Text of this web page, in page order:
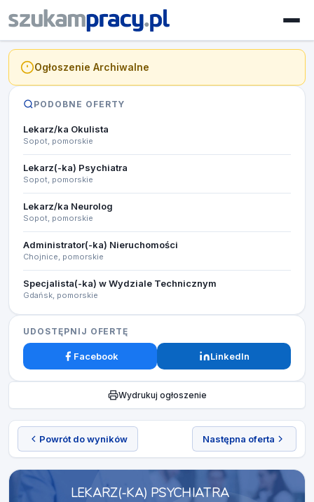
Powrót do wyników Następna oferta
LEKARZ(-KA) PSYCHIATRA
Ogłoszenie Archiwalne
PODOBNE OFERTY
Lekarz/ka Okulista
Sopot, pomorskie
Lekarz(-ka) Psychiatra
Sopot, pomorskie
Lekarz/ka Neurolog
Sopot, pomorskie
Administrator(-ka) Nieruchomości
Chojnice, pomorskie
Specjalista(-ka) w Wydziale Technicznym
Gdańsk, pomorskie
UDOSTĘPNIJ OFERTĘ
Facebook LinkedIn
Wydrukuj ogłoszenie